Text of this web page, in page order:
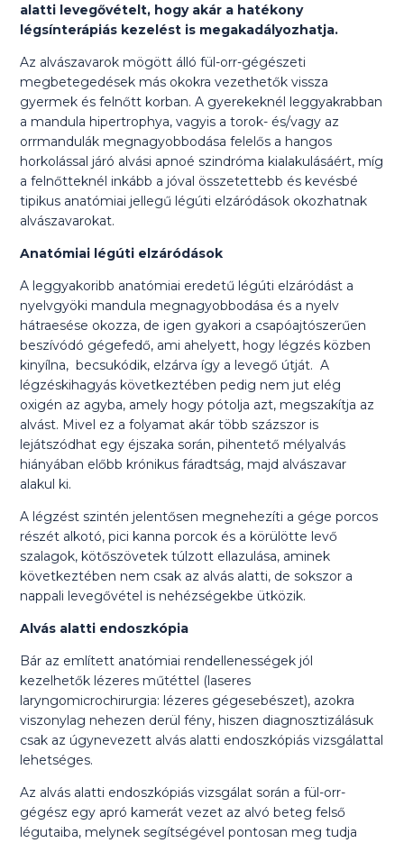
alatti levegővételt, hogy akár a hatékony
légsínterápiás kezelést is megakadályozhatja.
Az alvászavarok mögött álló fül-orr-gégészeti
megbetegedések más okokra vezethetők vissza
gyermek és felnőtt korban. A gyerekeknél leggyakrabban
a mandula hipertrophya, vagyis a torok- és/vagy az
orrmandulák megnagyobbodása felelős a hangos
horkolással járó alvási apnoé szindróma kialakulásáért, míg
a felnőtteknél inkább a jóval összetettebb és kevésbé
tipikus anatómiai jellegű légúti elzáródások okozhatnak
alvászavarokat.
Anatómiai légúti elzáródások
A leggyakoribb anatómiai eredetű légúti elzáródást a
nyelvgyöki mandula megnagyobbodása és a nyelv
hátraesése okozza, de igen gyakori a csapóajtószerűen
beszívódó gégefedő, ami ahelyett, hogy légzés közben
kinyílna, becsukódik, elzárva így a levegő útját. A
légzéskihagyás következtében pedig nem jut elég
oxigén az agyba, amely hogy pótolja azt, megszakítja az
alvást. Mivel ez a folyamat akár több százszor is
lejátszódhat egy éjszaka során, pihentető mélyalvás
hiányában előbb krónikus fáradtság, majd alvászavar
alakul ki.
A légzést szintén jelentősen megnehezíti a gége porcos
részét alkotó, pici kanna porcok és a körülötte levő
szalagok, kötőszövetek túlzott ellazulása, aminek
következtében nem csak az alvás alatti, de sokszor a
nappali levegővétel is nehézségekbe ütközik.
Alvás alatti endoszkópia
Bár az említett anatómiai rendellenességek jól
kezelhetők lézeres műtéttel (laseres
laryngomicrochirurgia: lézeres gégesebészet), azokra
viszonylag nehezen derül fény, hiszen diagnosztizálásuk
csak az úgynevezett alvás alatti endoszkópiás vizsgálattal
lehetséges.
Az alvás alatti endoszkópiás vizsgálat során a fül-orr-
gégész egy apró kamerát vezet az alvó beteg felső
légutaiba, melynek segítségével pontosan meg tudja